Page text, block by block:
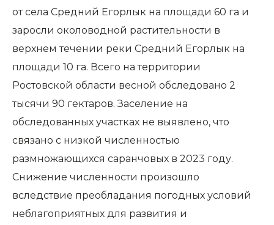
от села Средний Егорлык на площади 60 га и
заросли околоводной растительности в
верхнем течении реки Средний Егорлык на
площади 10 га. Всего на территории
Ростовской области весной обследовано 2
тысячи 90 гектаров. Заселение на
обследованных участках не выявлено, что
связано с низкой численностью
размножающихся саранчовых в 2023 году.
Снижение численности произошло
вследствие преобладания погодных условий
неблагоприятных для развития и